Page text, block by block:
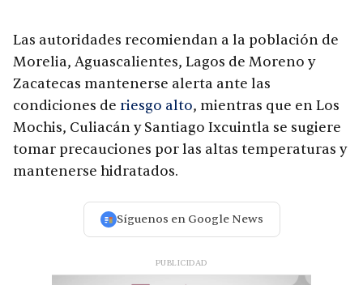
Las autoridades recomiendan a la población de
Morelia, Aguascalientes, Lagos de Moreno y
Zacatecas mantenerse alerta ante las
condiciones de riesgo alto, mientras que en Los
Mochis, Culiacán y Santiago Ixcuintla se sugiere
tomar precauciones por las altas temperaturas y
mantenerse hidratados.
Síguenos en Google News
PUBLICIDAD